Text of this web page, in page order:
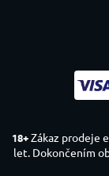
18+Zákaz prodeje
let. Dokončením